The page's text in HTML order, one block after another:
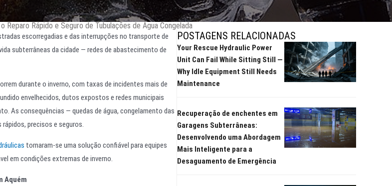
Reparo Rápido e Seguro de Tubulações de Água Congelada
escorregadias e das interrupções no transporte de
subterrâneas da cidade — redes de abastecimento de
durante o inverno, com taxas de incidentes mais de
envelhecidos, dutos expostos e redes municipais
As consequências — quedas de água, congelamento das
precisos e seguros.
tornaram-se uma solução confiável para equipes
em condições extremas de inverno.
Aquém
POSTAGENS RELACIONADAS
Your Rescue Hydraulic Power
Unit Can Fail While Sitting Still —
Why Idle Equipment Still Needs
Maintenance
Recuperação de enchentes em
Garagens Subterrâneas:
Desenvolvendo uma Abordagem
Mais Inteligente para a
Desaguamento de Emergência